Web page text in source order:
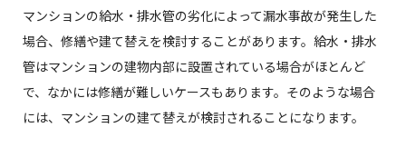
マンションの給水・排水管の劣化によって漏水事故が発生した
場合、修繕や建て替えを検討することがあります。給水・排水
管はマンションの建物内部に設置されている場合がほとんど
で、なかには修繕が難しいケースもあります。そのような場合
には、マンションの建て替えが検討されることになります。